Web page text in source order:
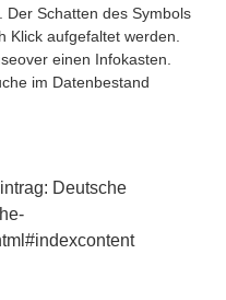
Schatten des Symbols
Klick aufgefaltet werden.
einen Infokasten.
im Datenbestand
Deutsche